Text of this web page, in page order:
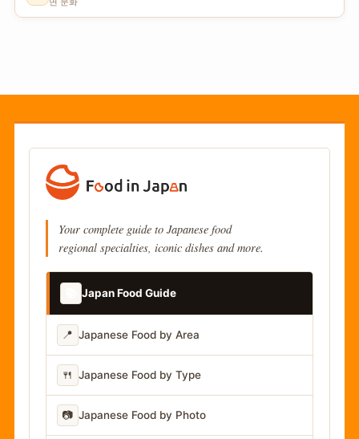
Your complete guide to Japanese food
regional specialties, iconic dishes and more.
Japan Food Guide
📍 Japanese Food by Area
🍴 Japanese Food by Type
📷 Japanese Food by Photo